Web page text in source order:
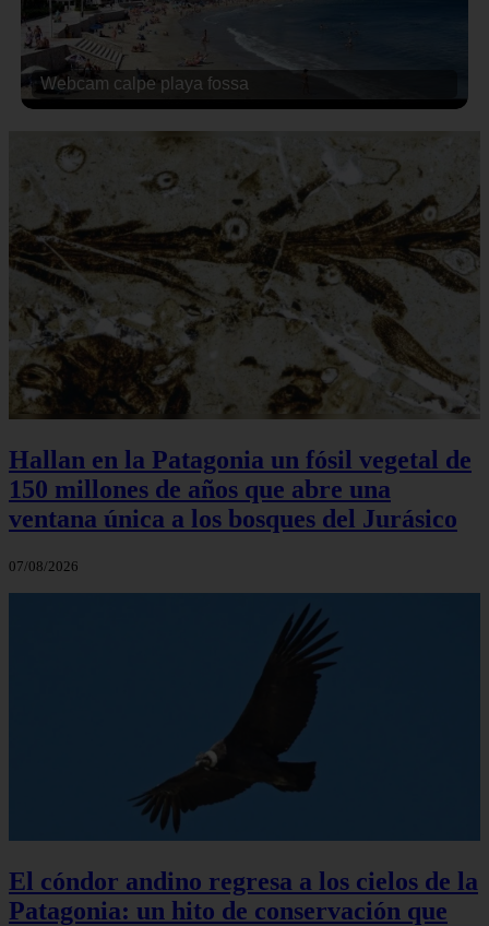
Webcam calpe playa fossa
Hallan en la Patagonia un fósil vegetal de
150 millones de años que abre una
ventana única a los bosques del Jurásico
07/08/2026
El cóndor andino regresa a los cielos de la
Patagonia: un hito de conservación que